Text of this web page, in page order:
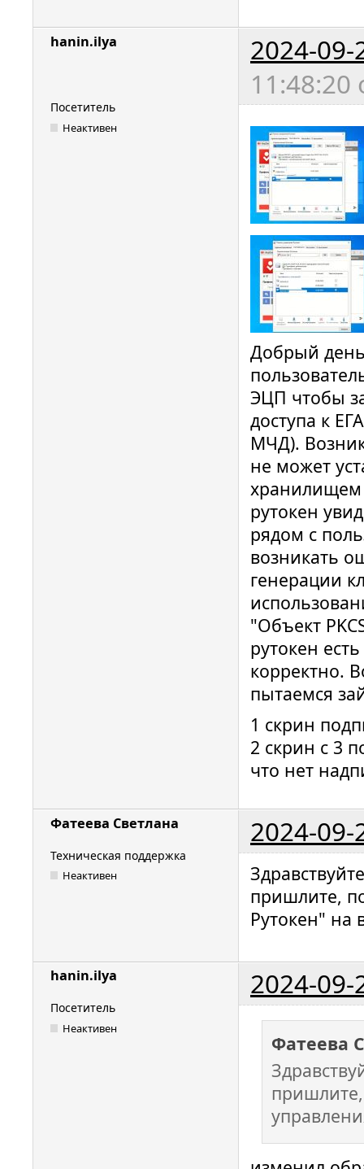
hanin.ilya
2024-09-
11:48:20
Посетитель
Неактивен
Добрый
ЭЦП чтобы
доступа к
МЧД).
не может
хранилищем
рутокен
рядом с
возникать
генерации
"Объект
рутокен
корректно.
пытаемся
1 скрин
2 скрин с 3
что нет
Фатеева Светлана 2024-09-
Техническая поддержка
Неактивен
пришлите,
Рутокен" на
hanin.ilya 2024-09-
Посетитель
Неактивен
Фатеева